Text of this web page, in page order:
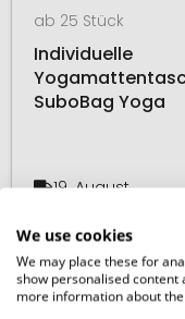
ab 25 Stück
Individuelle
SuboBag Yoga
19. August
48H PRODUKTION #
We use cookies
We may place these for
show personalised content
more information about